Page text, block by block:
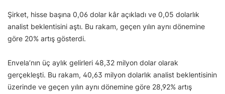
Şirket, hisse başına 0,06 dolar kâr açıkladı ve 0,05 dolarlık
analist beklentisini aştı. Bu rakam, geçen yılın aynı dönemine
göre 20% artış gösterdi.
Envela’nın üç aylık gelirleri 48,32 milyon dolar olarak
gerçekleşti. Bu rakam, 40,63 milyon dolarlık analist beklentisinin
üzerinde ve geçen yılın aynı dönemine göre 28,92% artış